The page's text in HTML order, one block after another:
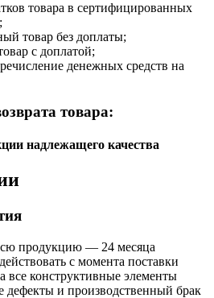
товара в сертифицированных
товар без доплаты;
с доплатой;
денежных средств на
товара:
надлежащего качества
продукцию — 24 месяца
с момента поставки
все конструктивные элементы
дефекты и производственный брак